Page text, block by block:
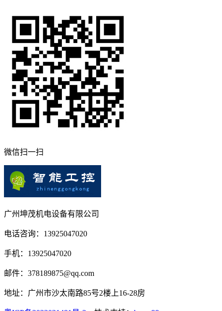
微信扫一扫
广州坤茂机电设备有限公司
电话咨询：13925047020
手机：13925047020
邮件：378189875@qq.com
地址：广州市沙太南路85号2楼上16-28房